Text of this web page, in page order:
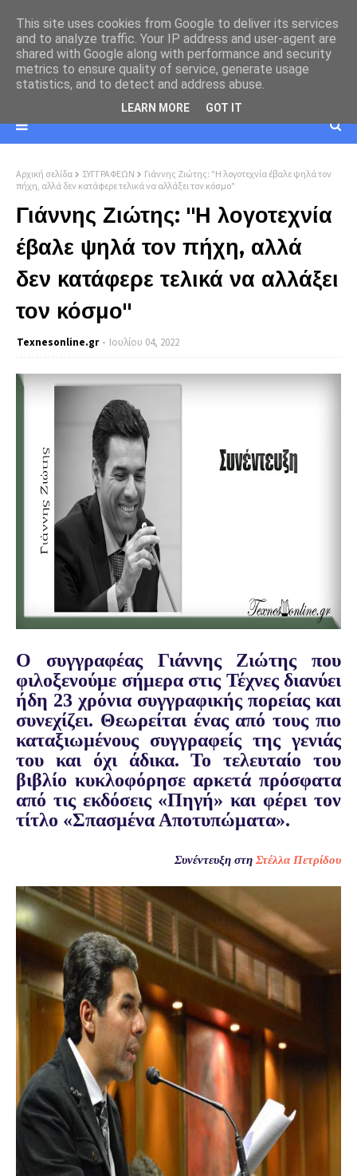
Αρχική σελίδα ΣΥΓΓΡΑΦΕΩΝ
Γιάννης Ζιώτης: "Η λογοτεχνία έβαλε ψηλά τον
πήχη, αλλά δεν κατάφερε τελικά να αλλάξει τον κόσμο"
Γιάννης Ζιώτης: "Η λογοτεχνία
έβαλε ψηλά τον πήχη, αλλά
δεν κατάφερε τελικά να αλλάξει
τον κόσμο"
Texnesοnline.gr Ιουλίου 04, 2022
Ο συγγραφέας Γιάννης Ζιώτης που
φιλοξενούμε σήμερα στις Τέχνες διανύει
ήδη 23 χρόνια συγγραφικής πορείας και
συνεχίζει. Θεωρείται ένας από τους πιο
καταξιωµένους συγγραφείς της γενιάς
του και όχι άδικα. Το τελευταίο του
βιβλίο κυκλοφόρησε αρκετά πρόσφατα
από τις εκδόσεις «Πηγή» και φέρει τον
τίτλο «Σπασμένα Αποτυπώματα».
Συνέντευξη στη Στέλλα Πετρίδου
This site uses cookies from Google to deliver its services
and to analyze traffic. Your IP address and user-agent are
shared with Google along with performance and security
metrics to ensure quality of service, generate usage
statistics, and to detect and address abuse.
LEARN MORE GOT IT